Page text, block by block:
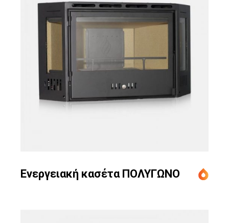
Ενεργειακή κασέτα ΠΟΛΥΓΩΝΟ